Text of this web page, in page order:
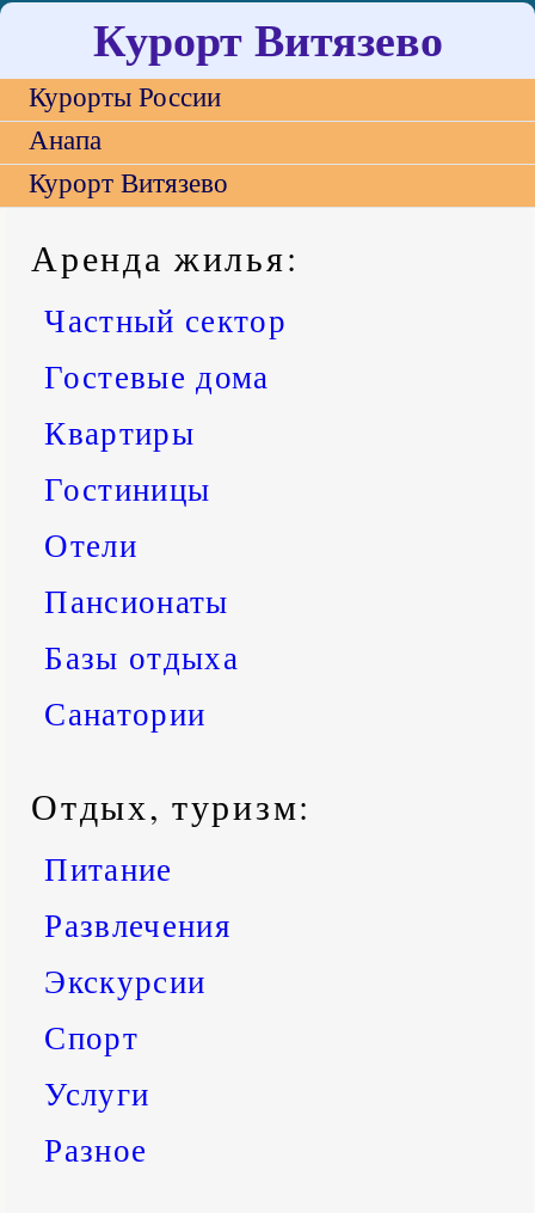
Курорт Витязево
Курорты России
Анапа
Курорт Витязево
Аренда жилья:
Частный сектор
Гостевые дома
Квартиры
Гостиницы
Отели
Пансионаты
Базы отдыха
Санатории
Отдых, туризм:
Питание
Развлечения
Экскурсии
Спорт
Услуги
Разное